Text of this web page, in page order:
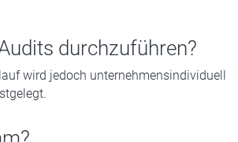
durchzuführen?
wird jedoch unternehmensindividuell